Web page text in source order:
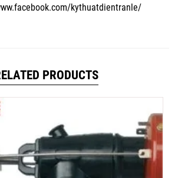
kythuatdientranle/
PRODUCTS